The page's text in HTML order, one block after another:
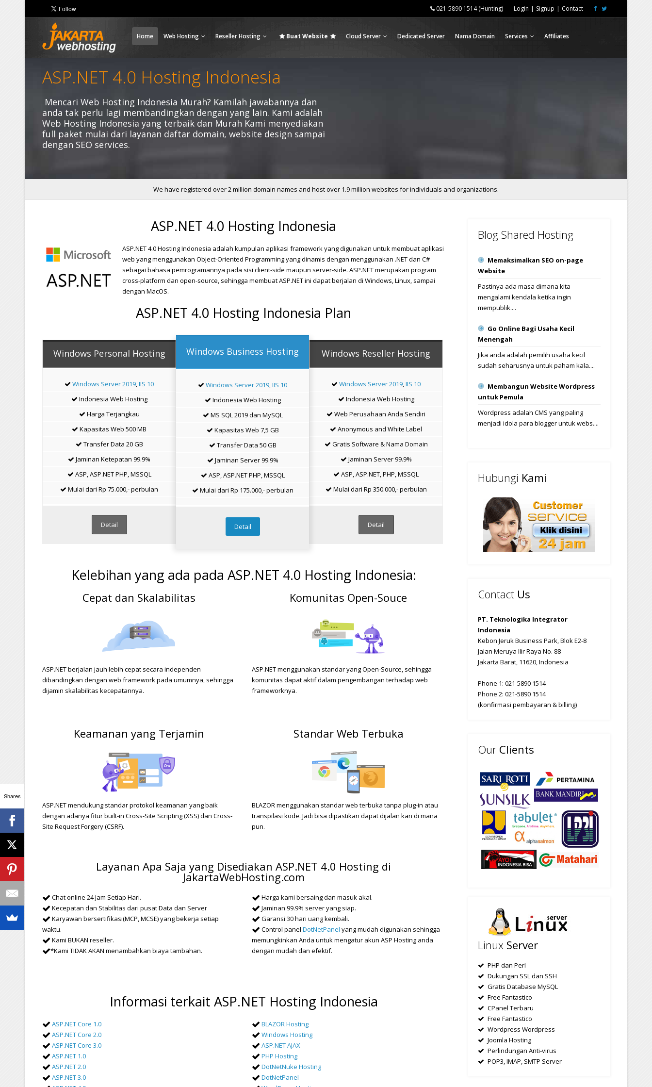
021-5890 1514 (Hunting) Login | Signup | Contact
Home Web Hosting Reseller Hosting Buat Website Cloud Server Dedicated Server Nama Domain Services Affiliates
ASP.NET 4.0 Hosting Indonesia
Mencari Web Hosting Indonesia Murah? Kamilah jawabannya dan
anda tak perlu lagi membandingkan dengan yang lain. Kami adalah
Web Hosting Indonesia yang terbaik dan Murah Kami menyediakan
full paket mulai dari layanan daftar domain, website design sampai
dengan SEO services.
We have registered over 2 million domain names and host over 1.9 million websites for individuals and organizations.
ASP.NET 4.0 Hosting Indonesia
ASP.NET 4.0 Hosting Indonesia adalah kumpulan aplikasi framework yang digunakan untuk membuat aplikasi
web yang menggunakan Object-Oriented Programming yang dinamis dengan menggunakan .NET dan C#
sebagai bahasa pemrogramannya pada sisi client-side maupun server-side. ASP.NET merupakan program
cross-platform dan open-source, sehingga membuat ASP.NET ini dapat berjalan di Windows, Linux, sampai
dengan MacOS.
ASP.NET 4.0 Hosting Indonesia Plan
Windows Personal Hosting
Windows Server 2019,IIS 10
Indonesia Web Hosting
Harga Terjangkau
Kapasitas Web 500 MB
Transfer Data 20 GB
Jaminan Ketepatan 99.9%
ASP, ASP.NET PHP, MSSQL
Mulai dari Rp 75.000,- perbulan
Detail
Windows Business Hosting
Windows Server 2019,IIS 10
Indonesia Web Hosting
MS SQL 2019 dan MySQL
Kapasitas Web 7,5 GB
Transfer Data 50 GB
Jaminan Server 99.9%
ASP, ASP.NET PHP, MSSQL
Mulai dari Rp 175.000,- perbulan
Detail
Windows Reseller Hosting
Windows Server 2019,IIS 10
Indonesia Web Hosting
Web Perusahaan Anda Sendiri
Anonymous and White Label
Gratis Software & Nama Domain
Jaminan Server 99.9%
ASP, ASP.NET, PHP, MSSQL
Mulai dari Rp 350.000,- perbulan
Detail
Kelebihan yang ada pada ASP.NET 4.0 Hosting Indonesia:
Cepat dan Skalabilitas
ASP.NET berjalan jauh lebih cepat secara independen
dibandingkan dengan web framework pada umumnya, sehingga
dijamin skalabilitas kecepatannya.
Keamanan yang Terjamin
ASP.NET mendukung standar protokol keamanan yang baik
dengan adanya fitur built-in Cross-Site Scripting (XSS) dan Cross-
Site Request Forgery (CSRF).
Komunitas Open-Souce
ASP.NET menggunakan standar yang Open-Source, sehingga
komunitas dapat aktif dalam pengembangan terhadap web
frameworknya.
Standar Web Terbuka
BLAZOR menggunakan standar web terbuka tanpa plug-in atau
transpilasi kode. Jadi bisa dipastikan dapat dijalan kan di mana
pun.
Layanan Apa Saja yang Disediakan ASP.NET 4.0 Hosting di
JakartaWebHosting.com
Chat online 24 Jam Setiap Hari.
Kecepatan dan Stabilitas dari pusat Data dan Server
Karyawan bersertifikasi(MCP, MCSE) yang bekerja setiap
waktu.
Kami BUKAN reseller.
*Kami TIDAK AKAN menambahkan biaya tambahan.
Harga kami bersaing dan masuk akal.
Jaminan 99.9% server yang siap.
Garansi 30 hari uang kembali.
Control panel DotNetPanel yang mudah digunakan sehingga
memungkinkan Anda untuk mengatur akun ASP Hosting anda
dengan mudah dan efektif.
Informasi terkait ASP.NET Hosting Indonesia
ASP.NET Core 1.0
ASP.NET Core 2.0
ASP.NET Core 3.0
ASP.NET 1.0
ASP.NET 2.0
ASP.NET 3.0
BLAZOR Hosting
Windows Hosting
ASP.NET AJAX
PHP Hosting
DotNetNuke Hosting
DotNetPanel
Blog Shared Hosting
Memaksimalkan SEO on-page
Website
Pastinya ada masa dimana kita
mengalami kendala ketika ingin
mempublik....
Go Online Bagi Usaha Kecil
Menengah
Jika anda adalah pemilih usaha kecil
sudah seharusnya untuk paham kala....
Membangun Website Wordpress
untuk Pemula
Wordpress adalah CMS yang paling
menjadi idola para blogger untuk webs....
Hubungi Kami
Contact Us
PT. Teknologika Integrator
Indonesia
Kebon Jeruk Business Park, Blok E2-8
Jalan Meruya Ilir Raya No. 88
Jakarta Barat, 11620, Indonesia
Phone 1: 021-5890 1514
Phone 2: 021-5890 1514
(konfirmasi pembayaran & billing)
Our Clients
Linux Server
PHP dan Perl
Dukungan SSL dan SSH
Gratis Database MySQL
Free Fantastico
CPanel Terbaru
Free Fantastico
Wordpress Wordpress
Joomla Hosting
Perlindungan Anti-virus
POP3, IMAP, SMTP Server
Shares